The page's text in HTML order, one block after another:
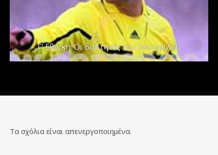
Γ’ Εθνική: Οι διαιτητές του 1ου ομίλου
Τα σχόλια είναι απενεργοποιημένα.